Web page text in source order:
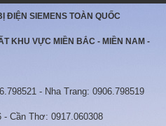
ĐIỆN SIEMENS TOÀN QUỐC
KHU VỰC MIỀN BẮC - MIỀN NAM -
- Nha Trang: 0906.798519
- Cần Thơ: 0917.060308